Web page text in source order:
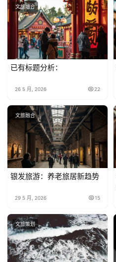
文旅融合
已有标题分析：
26 5 月, 2026 22
文旅融合
银发旅游：养老旅居新趋势
29 5 月, 2026 15
文旅策划